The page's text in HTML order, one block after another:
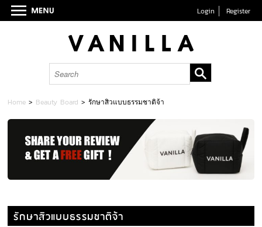
Login Register
Home > Beauty Board >รักษาสิวแบบธรรมชาติจ้า
รักษาสิวแบบธรรมชาติจ้า